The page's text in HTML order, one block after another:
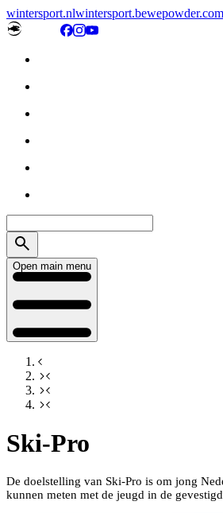
wintersport.nlwintersport.bewepowder.com
Open main menu
Ski-Pro
De doelstelling van Ski-Pro is om jong
kunnen meten met de jeugd in de